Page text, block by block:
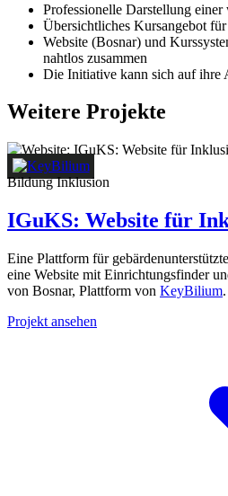
Professionelle Darstellung
Übersichtliches Kursangebot
Website (Bosnar) und
nahtlos zusammen
Die Initiative kann sich auf ihre
Weitere Projekte
Bildung Inklusion
IGuKS: Website für
Eine Plattform für
eine Website mit Einrichtungsfinder
von Bosnar, Plattform von KeyBilium.
Projekt ansehen